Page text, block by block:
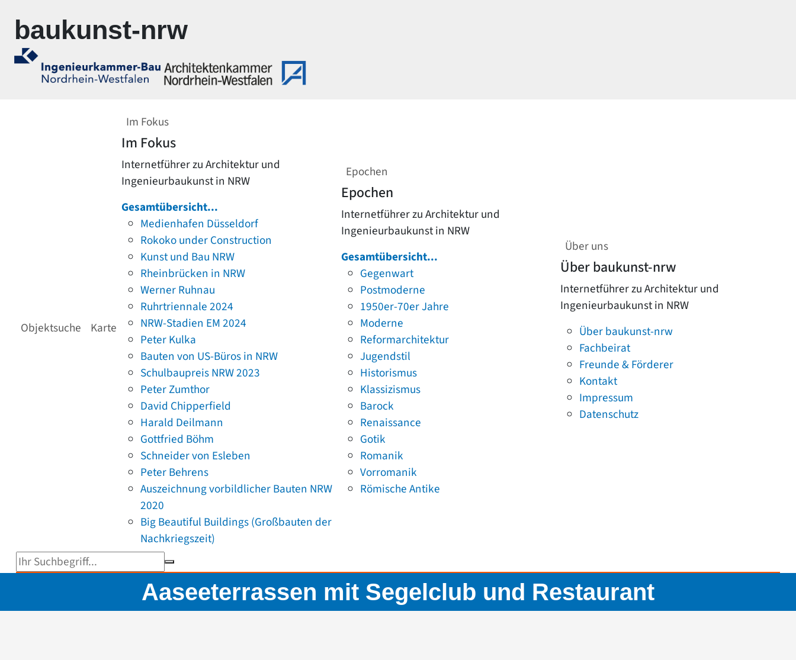
baukunst-nrw
Objektsuche Karte
Im Fokus
Im Fokus
Internetführer zu Architektur und
Ingenieurbaukunst in NRW
Gesamtübersicht...
Medienhafen Düsseldorf
Rokoko under Construction
Kunst und Bau NRW
Rheinbrücken in NRW
Werner Ruhnau
Ruhrtriennale 2024
NRW-Stadien EM 2024
Peter Kulka
Bauten von US-Büros in NRW
Schulbaupreis NRW 2023
Peter Zumthor
David Chipperfield
Harald Deilmann
Gottfried Böhm
Schneider von Esleben
Peter Behrens
Auszeichnung vorbildlicher Bauten NRW
2020
Big Beautiful Buildings (Großbauten der
Nachkriegszeit)
Epochen
Epochen
Internetführer zu Architektur und
Ingenieurbaukunst in NRW
Gesamtübersicht...
Gegenwart
Postmoderne
1950er-70er Jahre
Moderne
Reformarchitektur
Jugendstil
Historismus
Klassizismus
Barock
Renaissance
Gotik
Romanik
Vorromanik
Römische Antike
Über uns
Über baukunst-nrw
Internetführer zu Architektur und
Ingenieurbaukunst in NRW
Über baukunst-nrw
Fachbeirat
Freunde & Förderer
Kontakt
Impressum
Datenschutz
Suchbegriff eingeben
Aaseeterrassen mit Segelclub und Restaurant